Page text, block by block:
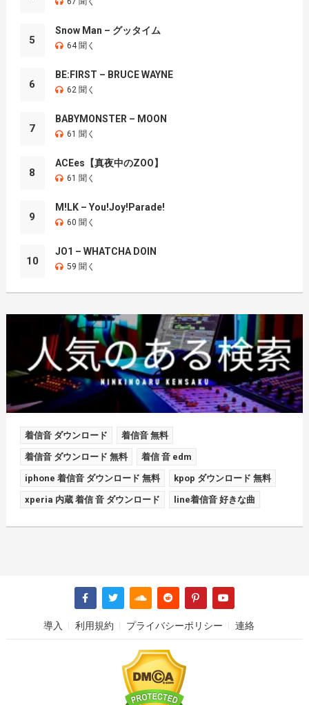
5
Snow Man – グッタイム
64 聞く
6
BE:FIRST – BRUCE WAYNE
62 聞く
7
BABYMONSTER – MOON
61 聞く
8
ACEes【真夜中のZOO】
61 聞く
9
M!LK – You!Joy!Parade!
60 聞く
10
JO1 – WHATCHA DOIN
59 聞く
着信音 ダウンロード 着信音 無料
着信音 ダウンロード 無料 着信 音 edm
iphone 着信音 ダウンロード 無料 kpop ダウンロード 無料
xperia 内蔵 着信 音 ダウンロード line着信音 好きな曲
導入 利用規約 プライバシーポリシー 連絡